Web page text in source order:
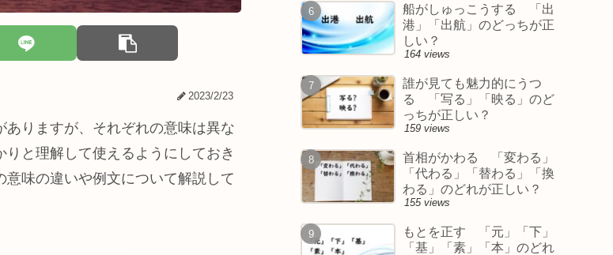
2023/2/23
りますが、それぞれの意味は異な
と理解して使えるようにしておき
味の違いや例文について解説して
船がしゅっこうする 「出
港」「出航」のどっちが正
しい？
164 views
誰が見ても魅力的にうつ
る 「写る」「映る」のど
っちが正しい？
159 views
首相がかわる 「変わる」
「代わる」「替わる」「換
わる」のどれが正しい？
155 views
もとを正す 「元」「下」
「基」「素」「本」のどれ